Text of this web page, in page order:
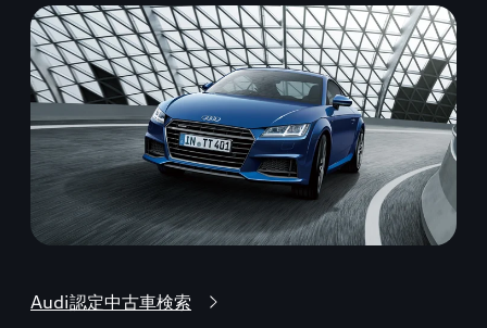
Audi認定中古車検索